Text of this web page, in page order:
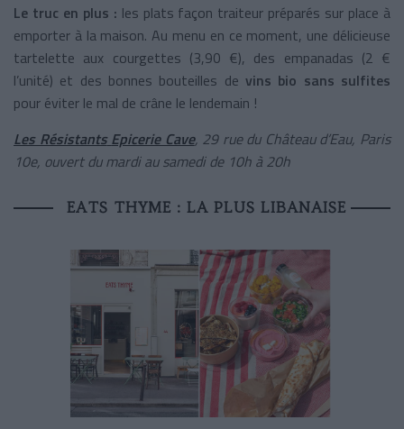
Le truc en plus : les plats façon traiteur préparés sur place à
emporter à la maison. Au menu en ce moment, une délicieuse
tartelette aux courgettes (3,90 €), des empanadas (2 €
l’unité) et des bonnes bouteilles de vins bio sans sulfites
pour éviter le mal de crâne le lendemain !
Les Résistants Epicerie Cave, 29 rue du Château d’Eau, Paris
10e, ouvert du mardi au samedi de 10h à 20h
EATS THYME : LA PLUS LIBANAISE